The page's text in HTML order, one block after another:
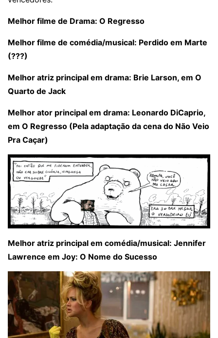
Melhor filme de Drama: O Regresso
Melhor filme de comédia/musical: Perdido em Marte
(???)
Melhor atriz principal em drama: Brie Larson, em O
Quarto de Jack
Melhor ator principal em drama: Leonardo DiCaprio,
em O Regresso (Pela adaptação da cena do Não Veio
Pra Caçar)
Melhor atriz principal em comédia/musical: Jennifer
Lawrence em Joy: O Nome do Sucesso